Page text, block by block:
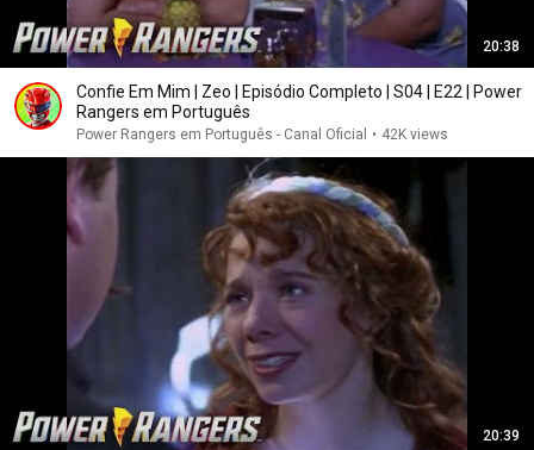
20:38
Confie Em Mim | Zeo | Episódio Completo | S04 | E22 | Power
Rangers em Português
Power Rangers em Português - Canal Oficial • 42K views
20:39